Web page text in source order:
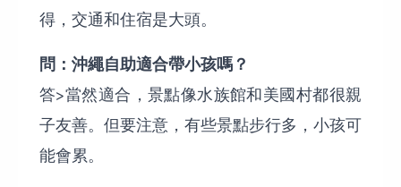
得，交通和住宿是大頭。
問：沖繩自助適合帶小孩嗎？
答>當然適合，景點像水族館和美國村都很親
子友善。但要注意，有些景點步行多，小孩可
能會累。